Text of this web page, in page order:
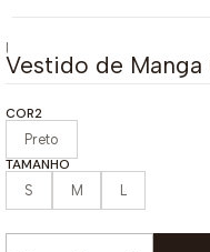
|
Vestido de
COR2
Preto
TAMANHO
S M L